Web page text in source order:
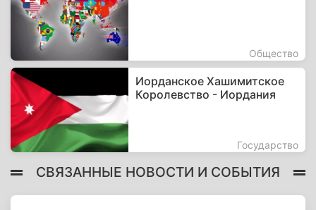
Общество
Иорданское Хашимитское
Королевство - Иордания
Государство
СВЯЗАННЫЕ НОВОСТИ И СОБЫТИЯ